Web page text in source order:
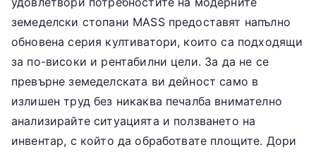
земеделски стопани MASS предоставят напълно
обновена серия култиватори, които са подходящи
за по-високи и рентабилни цели. За да не се
превърне земеделската ви дейност само в
излишен труд без никаква печалба внимателно
анализирайте ситуацията и ползването на
инвентар, с който да обработвате площите. Дори